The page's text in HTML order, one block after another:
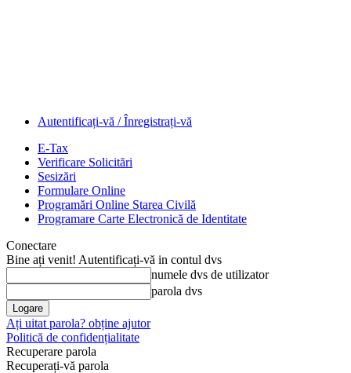
Autentificați-vă / Înregistrați-vă
E-Tax
Verificare Solicitări
Sesizări
Formulare Online
Programări Online Starea Civilă
Programare Carte Electronică de Identitate
Conectare
Bine ați venit! Autentificați-vă in contul dvs
numele dvs de utilizator
parola dvs
Ați uitat parola? obține ajutor
Politică de confidențialitate
Recuperare parola
Recuperați-vă parola